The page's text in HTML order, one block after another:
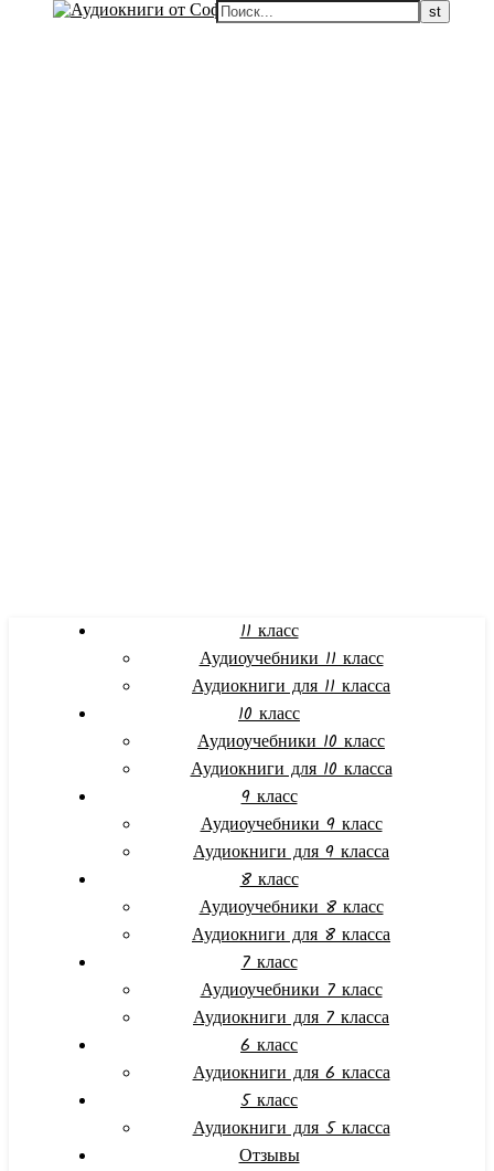
11 класс
Аудиоучебники 11 класс
Аудиокниги для 11 класса
10 класс
Аудиоучебники 10 класс
Аудиокниги для 10 класса
9 класс
Аудиоучебники 9 класс
Аудиокниги для 9 класса
8 класс
Аудиоучебники 8 класс
Аудиокниги для 8 класса
7 класс
Аудиоучебники 7 класс
Аудиокниги для 7 класса
6 класс
Аудиокниги для 6 класса
5 класс
Аудиокниги для 5 класса
Отзывы